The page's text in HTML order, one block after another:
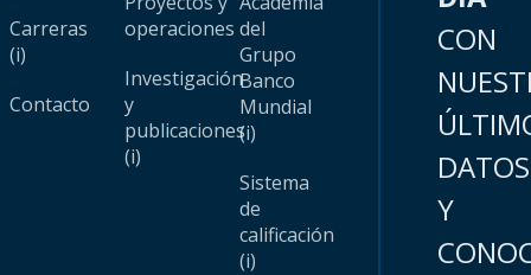
Carreras
(i)
Contacto
operaciones
Investigación
y
publicaciones
(i)
del
Grupo
Banco
Mundial
(i)
Sistema
de
calificación
(i)
CON
DATOS
Y